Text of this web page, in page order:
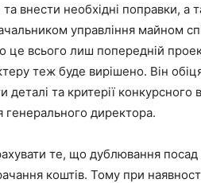
та внести необхідні поправки,
управління майном
це всього лиш попередній
теж буде вирішено. Він
та критерії конкурсного
генерального директора.
те, що дублювання
коштів. Тому при